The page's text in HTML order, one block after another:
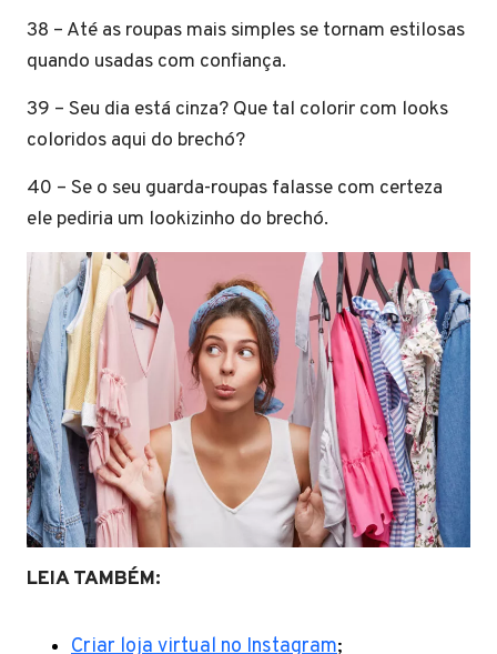
38 – Até as roupas mais simples se tornam estilosas
quando usadas com confiança.
39 – Seu dia está cinza? Que tal colorir com looks
coloridos aqui do brechó?
40 – Se o seu guarda-roupas falasse com certeza
ele pediria um lookizinho do brechó.
LEIA TAMBÉM:
Criar loja virtual no Instagram;